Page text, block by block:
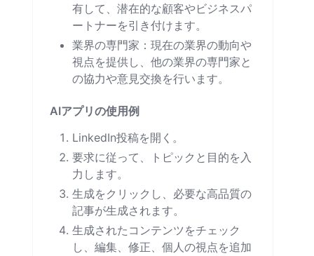
有して、潜在的な顧客やビジネスパ
ートナーを引き付けます。
業界の専門家：現在の業界の動向や
視点を提供し、他の業界の専門家と
の協力や意見交換を行います。
AIアプリの使用例
LinkedIn投稿を開く。
要求に従って、トピックと目的を入
力します。
生成をクリックし、必要な高品質の
記事が生成されます。
生成されたコンテンツをチェック
し、編集、修正、個人の視点を追加